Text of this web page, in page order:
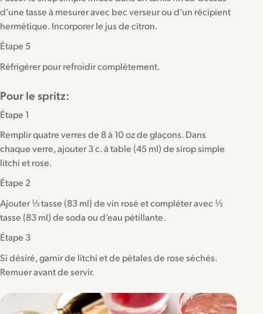
d’une tasse à mesurer avec bec verseur ou d’un récipient
hermétique. Incorporer le jus de citron.
Étape 5
Réfrigérer pour refroidir complètement.
Pour le spritz:
Étape 1
Remplir quatre verres de 8 à 10 oz de glaçons. Dans
chaque verre, ajouter 3 c. à table (45 ml) de sirop simple
litchi et rose.
Étape 2
Ajouter ⅓ tasse (83 ml) de vin rosé et compléter avec ⅓
tasse (83 ml) de soda ou d’eau pétillante.
Étape 3
Si désiré, garnir de litchi et de pétales de rose séchés.
Remuer avant de servir.